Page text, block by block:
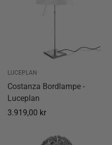
LUCEPLAN
Costanza Bordlampe -
Luceplan
Normal
3.919,00 kr